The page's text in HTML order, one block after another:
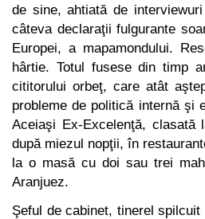
de sine, ahtiată de
câteva decla­raţii fulgurante
Europei, a mapa­mondului.
hârtie. Totul fusese din timp
cititorului orbeţ, care atât
probleme de politică internă şi
Aceiaşi Ex-Excelenţă,
după miezul nopţii, în
la o masă cu doi sau trei
Aranjuez.
Şeful de cabinet, tinerel